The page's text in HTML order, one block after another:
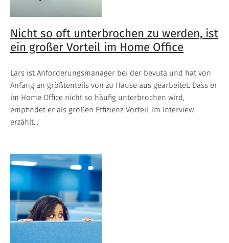
Nicht so oft unterbrochen zu werden, ist
ein großer Vorteil im Home Office
Lars ist Anforderungsmanager bei der bevuta und hat von
Anfang an größtenteils von zu Hause aus gearbeitet. Dass er
im Home Office nicht so häufig unterbrochen wird,
empfindet er als großen Effizienz-Vorteil. Im Interview
erzählt...